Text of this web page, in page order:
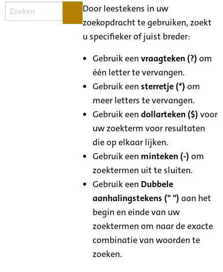
Door leestekens in uw
zoekopdracht te gebruiken, zoekt
u specifieker of juist breder:
Gebruik eenvraagteken (?) om
één letter te vervangen.
Gebruik eensterretje (*) om
meer letters te vervangen.
Gebruik eendollarteken ($) voor
uw zoekterm voor resultaten
die op elkaar lijken.
Gebruik een minteken (-) om
zoektermen uit te sluiten.
Gebruik een Dubbele
aanhalingstekens (" ") aan het
begin en einde van uw
zoektermen om naar de exacte
combinatie van woorden te
zoeken.